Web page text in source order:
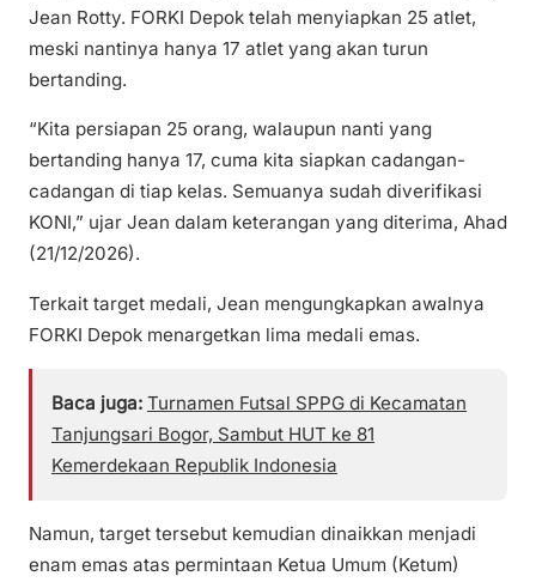
Jean Rotty. FORKI Depok telah menyiapkan 25 atlet,
meski nantinya hanya 17 atlet yang akan turun
bertanding.
“Kita persiapan 25 orang, walaupun nanti yang
bertanding hanya 17, cuma kita siapkan cadangan-
cadangan di tiap kelas. Semuanya sudah diverifikasi
KONI,” ujar Jean dalam keterangan yang diterima, Ahad
(21/12/2026).
Terkait target medali, Jean mengungkapkan awalnya
FORKI Depok menargetkan lima medali emas.
Baca juga: Turnamen Futsal SPPG di Kecamatan
Tanjungsari Bogor, Sambut HUT ke 81
Kemerdekaan Republik Indonesia
Namun, target tersebut kemudian dinaikkan menjadi
enam emas atas permintaan Ketua Umum (Ketum)